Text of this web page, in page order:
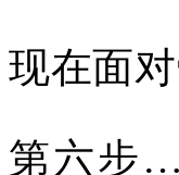
现在面
第六步